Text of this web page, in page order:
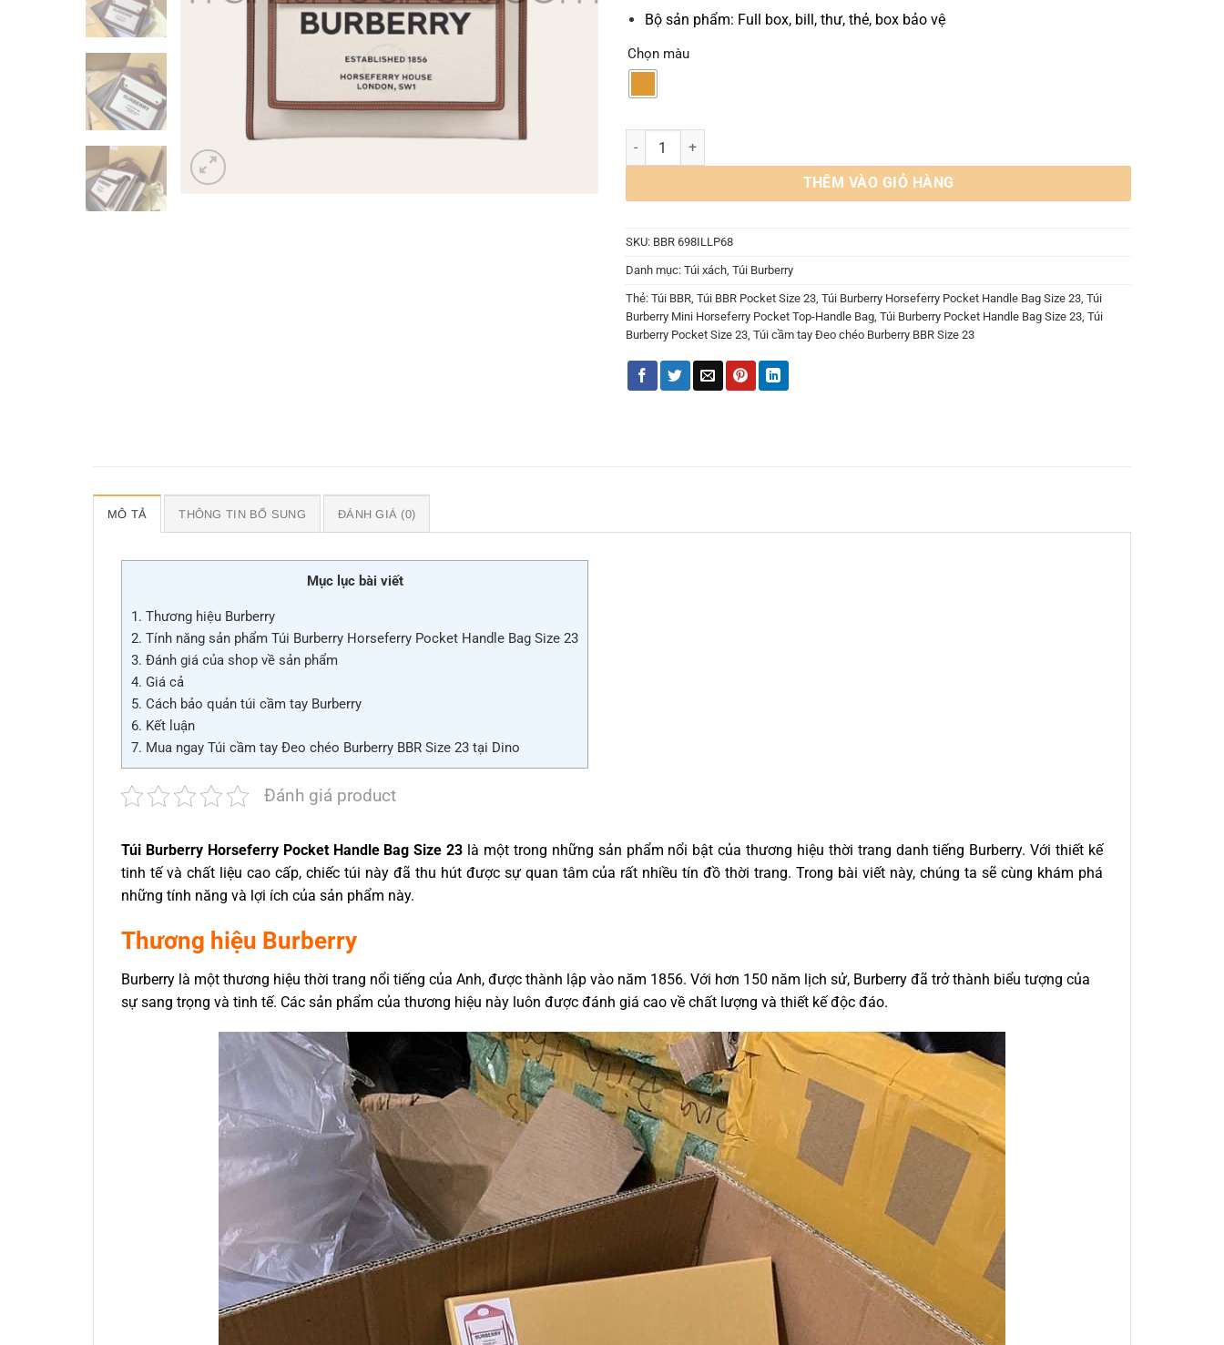
Bộ sản phẩm: Full box, bill, thư, thẻ, box bảo vệ
Chọn màu
Túi Burberry Horseferry Pocket Handle Bag Size 23 số lượng
THÊM VÀO GIỎ HÀNG
SKU: BBR 698ILLP68
Danh mục: Túi xách Túi Burberry
Thẻ: Túi BBR Túi BBR Pocket Size 23 Túi Burberry Horseferry Pocket Handle Bag Size 23 Túi
Burberry Mini Horseferry Pocket Top-Handle Bag Túi Burberry Pocket Handle Bag Size 23 Túi
Burberry Pocket Size 23 Túi cầm tay Đeo chéo Burberry BBR Size 23
MÔ TẢ THÔNG TIN BỔ SUNG ĐÁNH GIÁ (0)
Mục lục bài viết
1. Thương hiệu Burberry
2. Tính năng sản phẩm Túi Burberry Horseferry Pocket Handle Bag Size 23
3. Đánh giá của shop về sản phẩm
4. Giá cả
5. Cách bảo quản túi cầm tay Burberry
6. Kết luận
7. Mua ngay Túi cầm tay Đeo chéo Burberry BBR Size 23 tại Dino
Đánh giá product
Túi Burberry Horseferry Pocket Handle Bag Size 23 là một trong những sản phẩm nổi bật của thương hiệu thời trang danh tiếng Burberry. Với thiết kế
tinh tế và chất liệu cao cấp, chiếc túi này đã thu hút được sự quan tâm của rất nhiều tín đồ thời trang. Trong bài viết này, chúng ta sẽ cùng khám phá
những tính năng và lợi ích của sản phẩm này.
Thương hiệu Burberry
Burberry là một thương hiệu thời trang nổi tiếng của Anh, được thành lập vào năm 1856. Với hơn 150 năm lịch sử, Burberry đã trở thành biểu tượng của
sự sang trọng và tinh tế. Các sản phẩm của thương hiệu này luôn được đánh giá cao về chất lượng và thiết kế độc đáo.